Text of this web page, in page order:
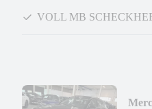
VOLL MB